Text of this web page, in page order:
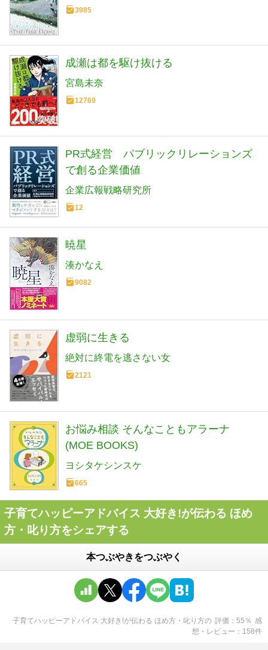
3985
成瀬は都を駆け抜ける
宮島未奈
12769
PR式経営 パブリックリレーションズ
で創る企業価値
企業広報戦略研究所
12
暁星
湊かなえ
9082
虚弱に生きる
絶対に終電を逃さない女
2121
お悩み相談 そんなこともアラーナ
(MOE BOOKS)
ヨシタケシンスケ
665
子育てハッピーアドバイス 大好き!が伝わる ほめ
方・叱り方をシェアする
本つぶやきをつぶやく
子育てハッピーアドバイス 大好き!が伝わる ほめ方・叱り方の 評価 55 ％ 感
想・レビュー
158件